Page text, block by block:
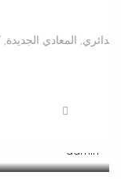
المعادي الجديدة,